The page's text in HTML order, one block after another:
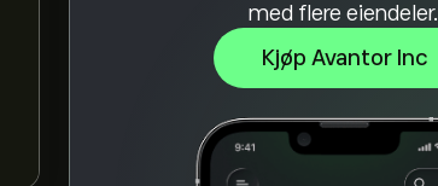
med flere eiendeler.
Kjøp Avantor Inc